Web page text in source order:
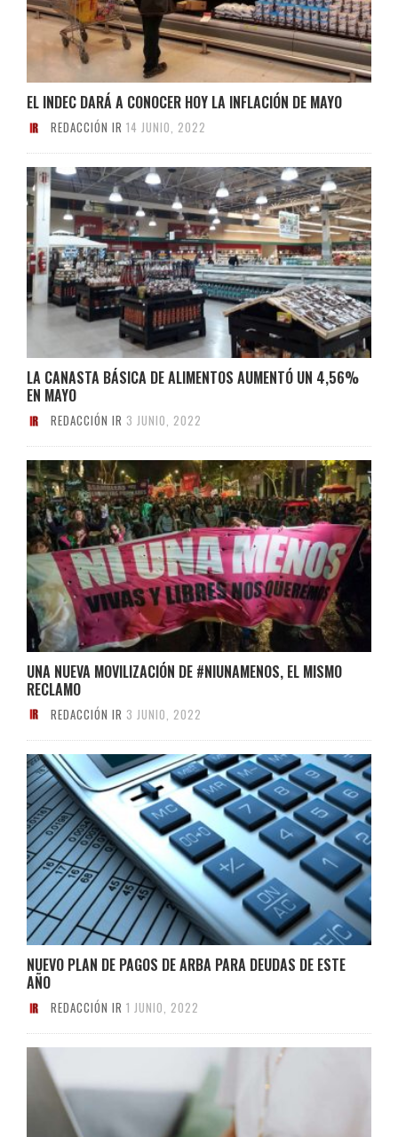
EL INDEC DARÁ A CONOCER HOY LA INFLACIÓN DE MAYO
REDACCIÓN IR 14 JUNIO, 2022
LA CANASTA BÁSICA DE ALIMENTOS AUMENTÓ UN 4,56%
EN MAYO
REDACCIÓN IR 3 JUNIO, 2022
UNA NUEVA MOVILIZACIÓN DE #NIUNAMENOS, EL MISMO
RECLAMO
REDACCIÓN IR 3 JUNIO, 2022
NUEVO PLAN DE PAGOS DE ARBA PARA DEUDAS DE ESTE
AÑO
REDACCIÓN IR 1 JUNIO, 2022